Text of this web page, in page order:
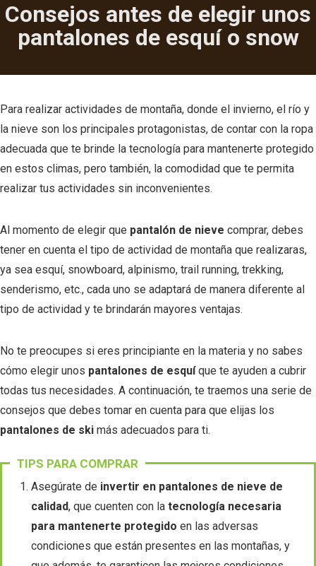
Consejos antes de elegir unos
pantalones de esquí o snow
Para realizar actividades de montaña, donde el invierno, el río y
la nieve son los principales protagonistas, de contar con la ropa
adecuada que te brinde la tecnología para mantenerte protegido
en estos climas, pero también, la comodidad que te permita
realizar tus actividades sin inconvenientes.
Al momento de elegir que pantalón de nieve comprar, debes
tener en cuenta el tipo de actividad de montaña que realizaras,
ya sea esquí, snowboard, alpinismo, trail running, trekking,
senderismo, etc., cada uno se adaptará de manera diferente al
tipo de actividad y te brindarán mayores ventajas.
No te preocupes si eres principiante en la materia y no sabes
cómo elegir unos pantalones de esquíque te ayuden a cubrir
todas tus necesidades. A continuación, te traemos una serie de
consejos que debes tomar en cuenta para que elijas los
pantalones de ski más adecuados para ti.
TIPS PARA COMPRAR
Asegúrate de invertir en pantalones de nieve de
calidad, que cuenten con la tecnología necesaria
para mantenerte protegido en las adversas
condiciones que están presentes en las montañas, y